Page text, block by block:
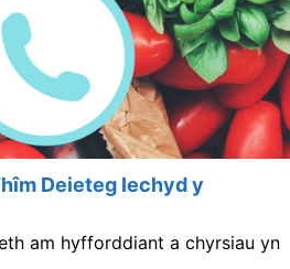
Deieteg Iechyd y
am hyfforddiant a chyrsiau yn